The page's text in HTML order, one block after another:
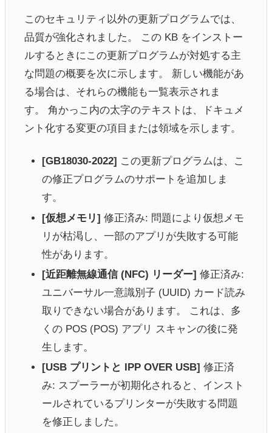
このセキュリティ以外の更新プログラムでは、
品質が強化されました。 この KB をインストー
ルするときにこの更新プログラムが対処する主
な問題の概要を次に示します。 新しい機能があ
る場合は、それらの機能も一覧表示されま
す。 角かっこ内の太字のテキストは、ドキュメ
ント化する変更の項目または領域を示します。
[GB18030-2022] この更新プログラムは、こ
の修正プログラムのサポートを追加しま
す。
[仮想メモリ] 修正済み: 問題により仮想メモ
リが枯渇し、一部のアプリが失敗する可能
性があります。
[近距離無線通信 (NFC) リーダー] 修正済み:
ユニバーサル一意識別子 (UUID) カード読み
取りできない場合があります。 これは、多
くの POS (POS) アプリ スキャンの後に発
生します。
[USB プリントと IPP OVER USB] 修正済
み: スプーラーが初期化されると、インスト
ールされているプリンターが失敗する問題
を修正しました。